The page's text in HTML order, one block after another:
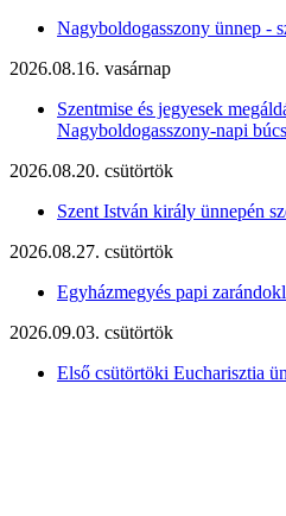
Nagyboldogasszony ünnep -
2026.08.16. vasárnap
Szentmise és jegyesek
Nagyboldogasszony-napi
2026.08.20. csütörtök
Szent István király ünnepén
2026.08.27. csütörtök
Egyházmegyés papi
2026.09.03. csütörtök
Első csütörtöki Eucharisztia